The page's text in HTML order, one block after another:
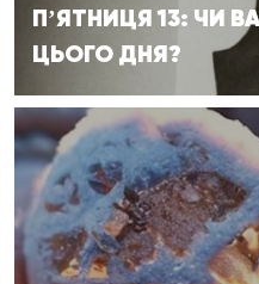
ПʼЯТНИЦЯ 13: ЧИ
ЦЬОГО ДНЯ?